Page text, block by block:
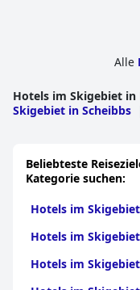
Alle
Hotels im Skigebiet
Skigebiet in Scheibbs
Beliebteste
Kategorie suchen:
Hotels im
Hotels im
Hotels im